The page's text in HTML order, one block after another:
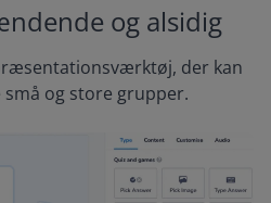
og alsidig
der kan
og store grupper.